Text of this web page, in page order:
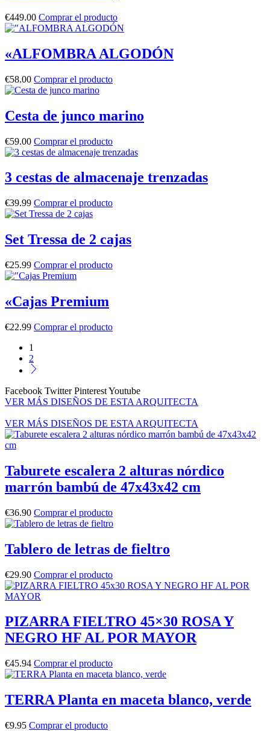
€449.00 Comprar el producto
«ALFOMBRA ALGODÓN
€58.00 Comprar el producto
Cesta de junco marino
€59.00 Comprar el producto
3 cestas de almacenaje trenzadas
€39.99 Comprar el producto
Set Tressa de 2 cajas
€25.99 Comprar el producto
«Cajas Premium
€22.99 Comprar el producto
1
2
Facebook Twitter PinterestYoutube
VER MÁS DISEÑOS DE ESTA ARQUITECTA
VER MÁS DISEÑOS DE ESTA ARQUITECTA
Taburete escalera 2 alturas nórdico
marrón bambú de 47x43x42 cm
€36.90 Comprar el producto
Tablero de letras de fieltro
€29.90 Comprar el producto
PIZARRA FIELTRO 45×30 ROSA Y
NEGRO HF AL POR MAYOR
€45.94 Comprar el producto
TERRA Planta en maceta blanco, verde
€9.95 Comprar el producto